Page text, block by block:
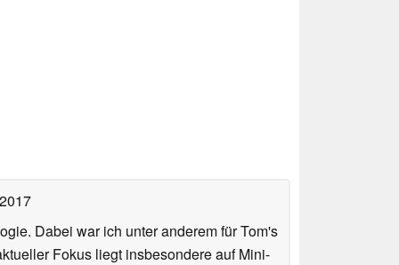
Dabei war ich unter anderem für Tom's
Fokus liegt insbesondere auf Mini-